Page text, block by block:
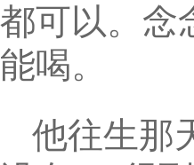
都可以。念
能喝。
他往生那